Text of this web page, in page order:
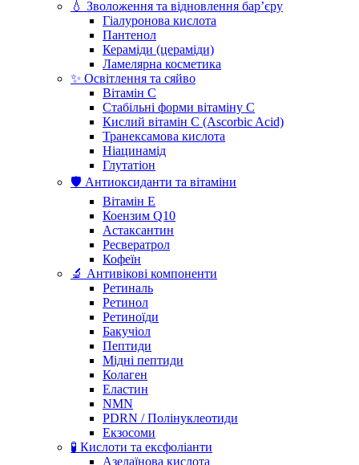
💧 Зволоження та відновлення бар’єру
Гіалуронова кислота
Пантенол
Кераміди (цераміди)
Ламелярна косметика
✨ Освітлення та сяйво
Вітамін С
Стабільні форми вітаміну С
Кислий вітамін С (Ascorbic Acid)
Транексамова кислота
Ніацинамід
Глутатіон
🛡️ Антиоксиданти та вітаміни
Вітамін Е
Коензим Q10
Астаксантин
Ресвератрол
Кофеїн
🔬 Антивікові компоненти
Ретиналь
Ретинол
Ретиноїди
Бакучіол
Пептиди
Мідні пептиди
Колаген
Еластин
NMN
PDRN / Полінуклеотиди
Екзосоми
🧪 Кислоти та ексфоліанти
Азелаїнова кислота